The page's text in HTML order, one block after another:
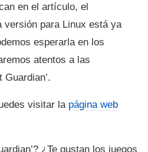
en el artículo, el
versión para Linux está ya
esperarla en los
atentos a las
Guardian’.
visitar la página web
¿Te gustan los juegos